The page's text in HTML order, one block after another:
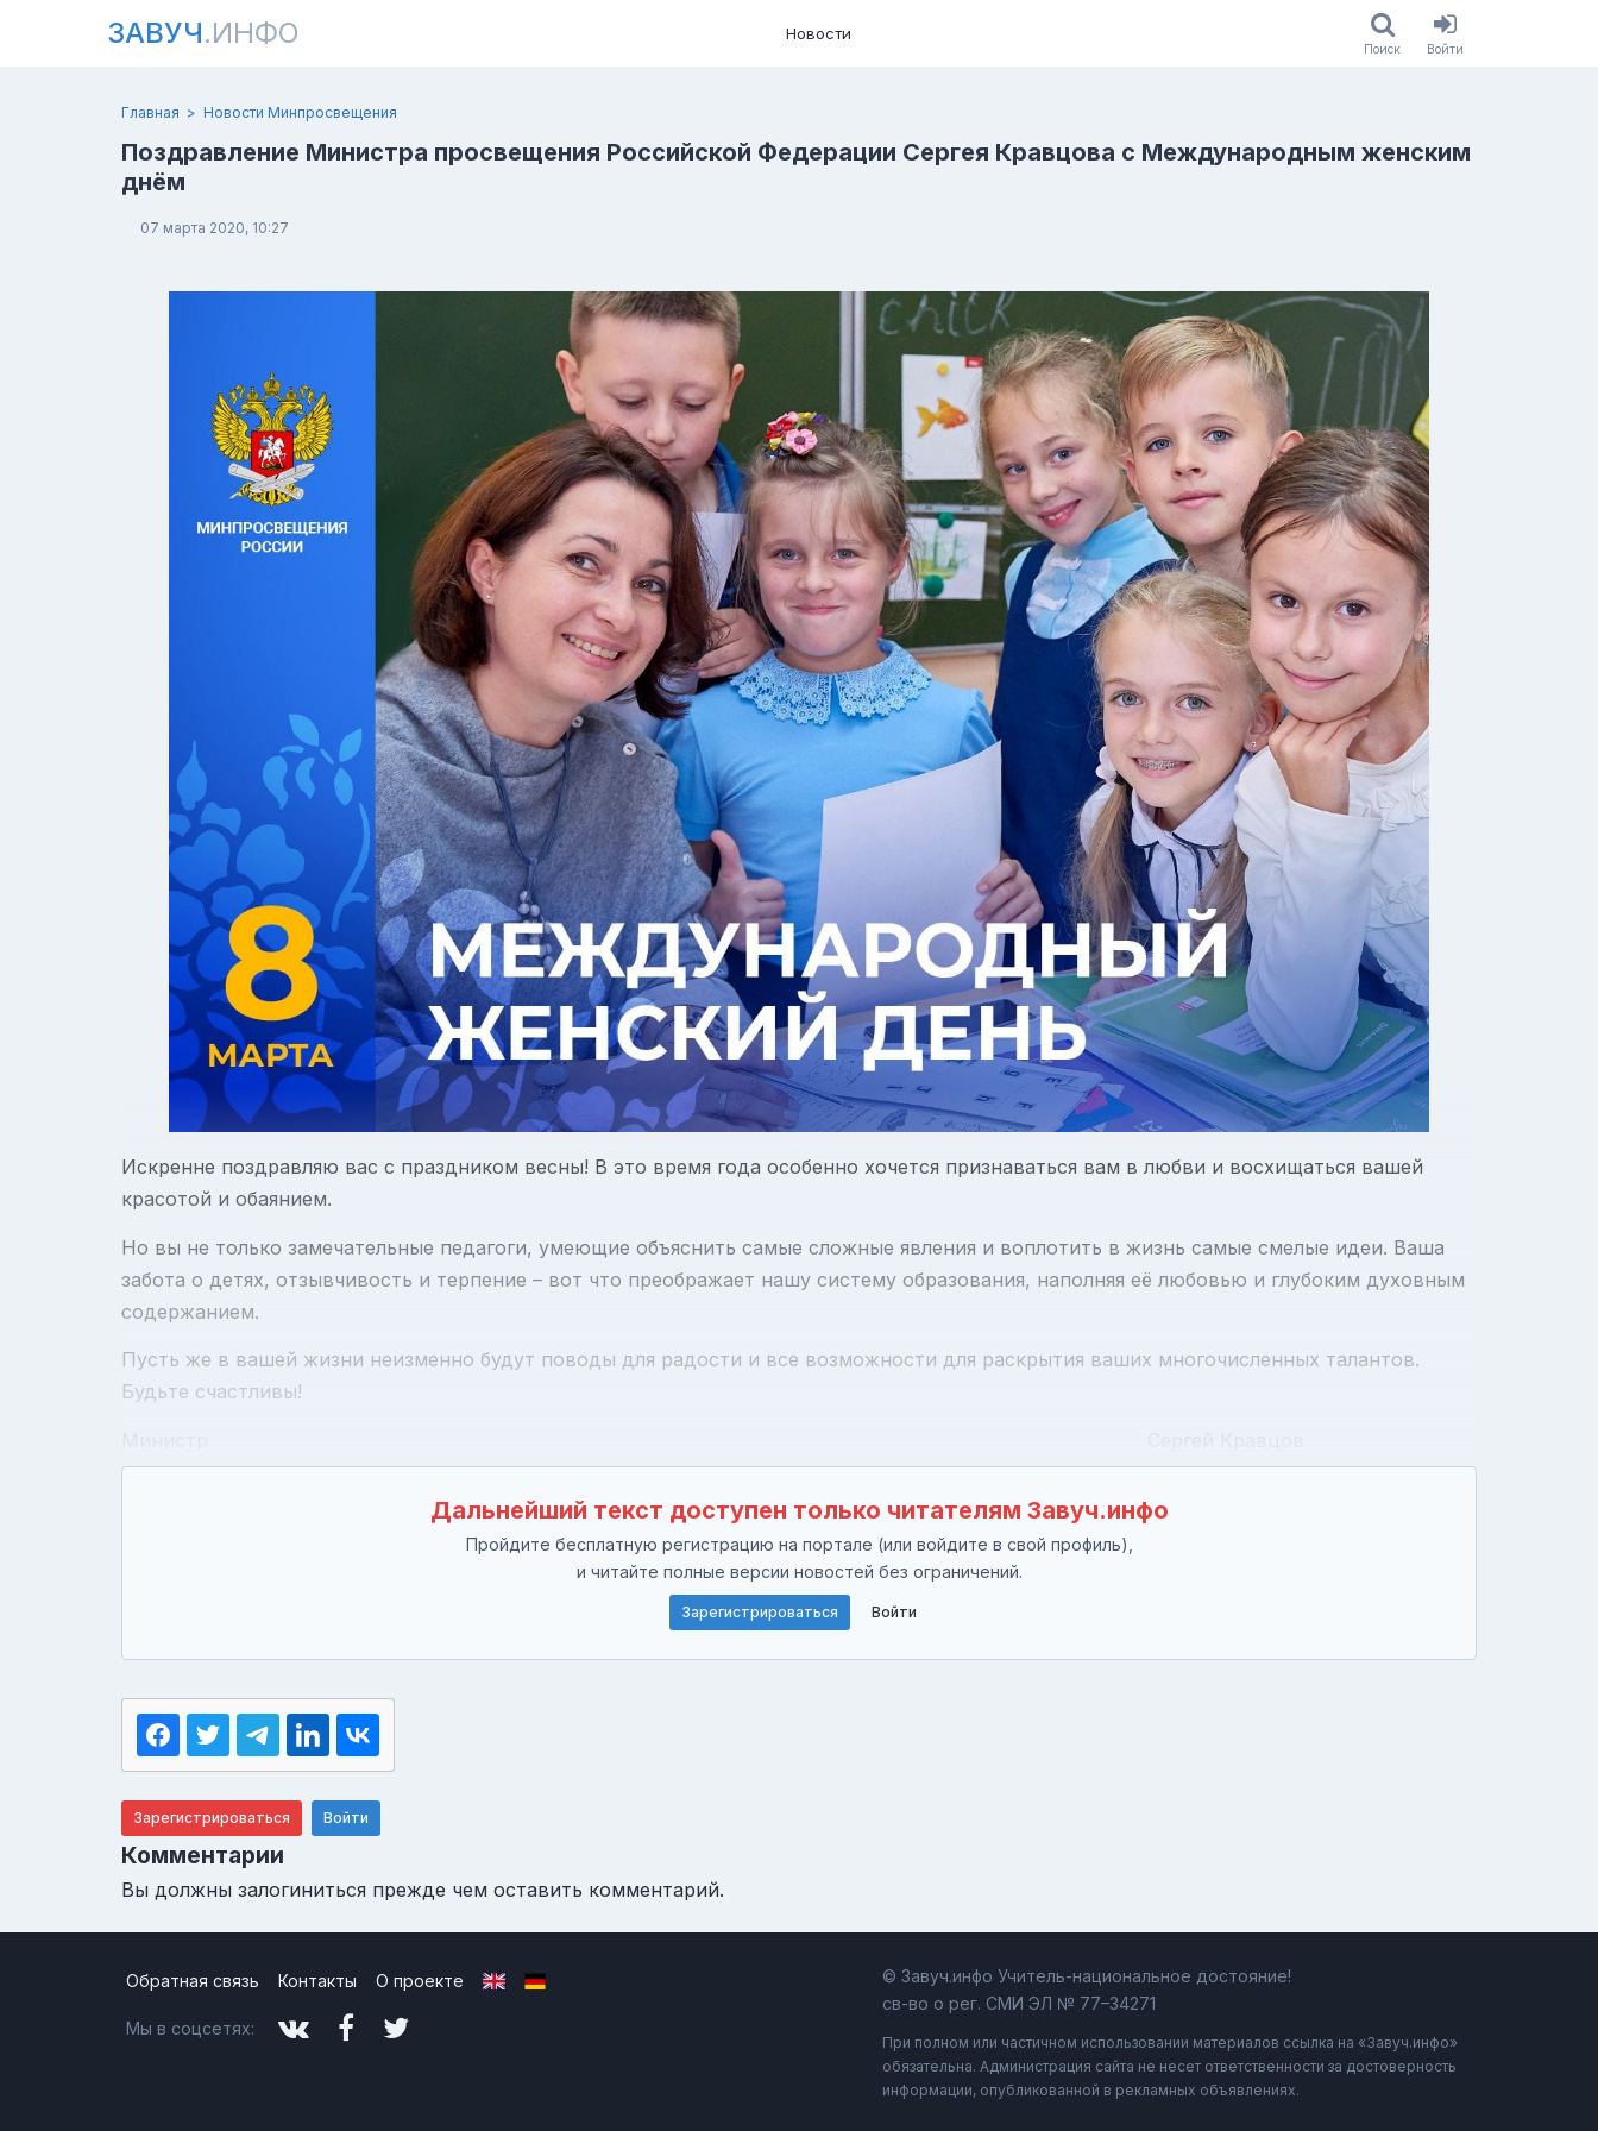
ЗАВУЧ.ИНФО Новости
Поиск Войти
Главная Новости Минпросвещения
Поздравление Министра просвещения Российской Федерации Сергея Кравцова с Международным женским
днём
07 марта 2020, 10:27
Искренне поздравляю вас с праздником весны! В это время года особенно хочется признаваться вам в любви и восхищаться вашей
красотой и обаянием.
Но вы не только замечательные педагоги, умеющие объяснить самые сложные явления и воплотить в жизнь самые смелые идеи. Ваша
забота о детях, отзывчивость и терпение – вот что преображает нашу систему образования, наполняя её любовью и глубоким духовным
содержанием.
Пусть же в вашей жизни неизменно будут поводы для радости и все возможности для раскрытия ваших многочисленных талантов.
Будьте счастливы!
Дальнейший текст доступен только читателям Завуч.инфо
Пройдите бесплатную регистрацию на портале (или войдите в свой профиль),
и читайте полные версии новостей без ограничений.
Зарегистрироваться Войти
Зарегистрироваться Войти
Комментарии
Вы должны залогиниться прежде чем оставить комментарий.
Обратная связь Контакты О проекте
Мы в соцсетях:
© Завуч.инфо Учитель-национальное достояние!
св-во о рег. СМИ ЭЛ № 77–34271
При полном или частичном использовании материалов ссылка на «Завуч.инфо»
обязательна. Администрация сайта не несет ответственности за достоверность
информации, опубликованной в рекламных объявлениях.